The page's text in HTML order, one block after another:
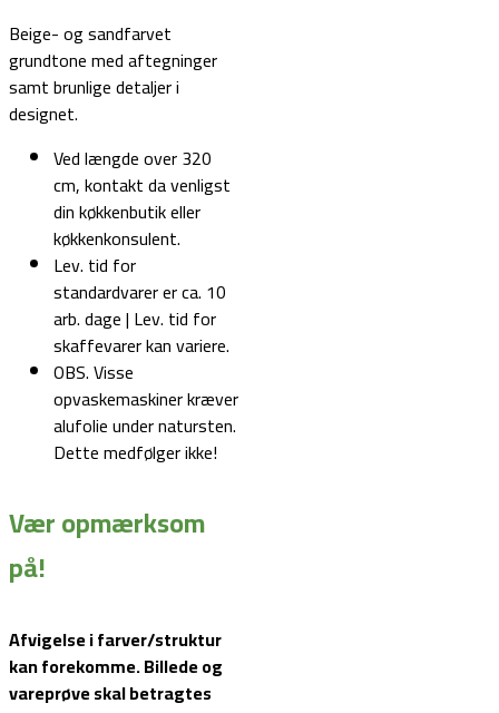
Beige- og sandfarvet
grundtone med aftegninger
samt brunlige detaljer i
designet.
Ved længde over 320
cm, kontakt da venligst
din køkkenbutik eller
køkkenkonsulent.
Lev. tid for
standardvarer er ca. 10
arb. dage | Lev. tid for
skaffevarer kan variere.
OBS. Visse
opvaskemaskiner kræver
alufolie under natursten.
Dette medfølger ikke!
Vær opmærksom
på!
Afvigelse i farver/struktur
kan forekomme. Billede og
vareprøve skal betragtes